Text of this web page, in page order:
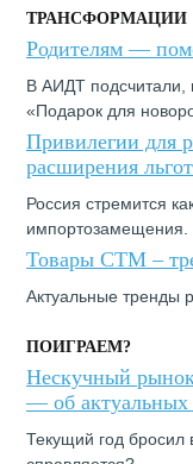
ТРАНСФОРМАЦИИ
Родителям —
В АИДТ подсчитали,
«Подарок для
Привилегии для
расширения
Россия стремится
импортозамещения.
Товары СТМ –
Актуальные тренды
ПОИГРАЕМ?
Нескучный
— об актуальных
Текущий год бросил